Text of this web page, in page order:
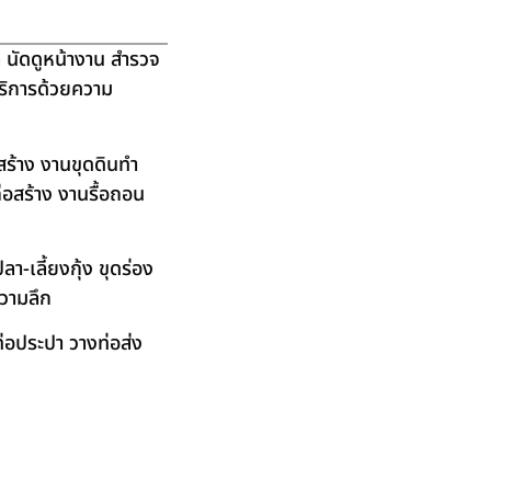
ดดูหน้างาน สำรวจ
การด้วยความ
าง งานขุดดินทำ
สร้าง งานรื้อถอน
า-เลี้ยงกุ้ง ขุดร่อง
ามลึก
ประปา วางท่อส่ง